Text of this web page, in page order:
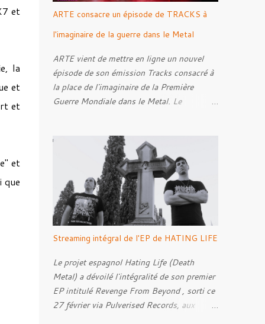
et
la
et
et
et
que
ARTE consacre un épisode de TRACKS à
l'imaginaire de la guerre dans le Metal
ARTE vient de mettre en ligne un nouvel
épisode de son émission Tracks consacré à
la place de l'imaginaire de la Première
Guerre Mondiale dans le Metal. Le
s'empare des représentations de la Grande
Guerre, entre démarche mémorielle, regard
critique et fascination pour ses symboles.
Pour alimenter cette réflexion, Tracks est
allé à la rencontre de Noise ( Kanonenfieber
) et de Dmytro Kumar ( 1914 ), qui
reviennent sur leur intérêt pour la Première
Guerre mondiale. Le documentaire donne
également la parole au producteur Kristian
"Kohle" Kohlmannslehner, collaborateur de
1914 , ainsi qu'à l'historien Ralf Raths,
directeur du Musée allemand des blindés de
Streaming intégral de l'EP de HATING LIFE
Le projet espagnol Hating Life (Death
Metal) a dévoilé l'intégralité de son premier
EP intitulé Revenge From Beyond , sorti ce
27 février via Pulverised Records, aux